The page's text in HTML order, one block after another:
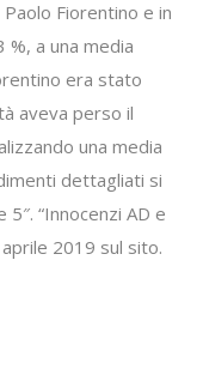
Fiorentino e in
%, a una media
era stato
aveva perso il
una media
dettagliati si
“Innocenzi AD e
2019 sul sito.